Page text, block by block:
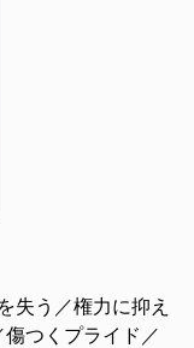
失う／権力に抑え
つくプライド／